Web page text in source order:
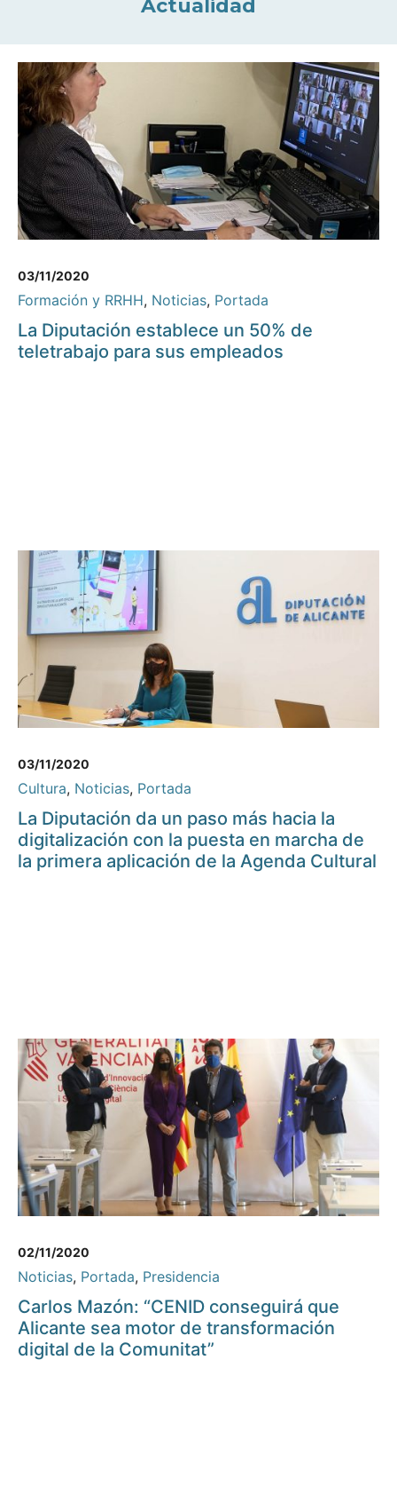
Actualidad
03/11/2020
Formación y RRHH, Noticias, Portada
La Diputación establece un 50% de
teletrabajo para sus empleados
03/11/2020
Cultura, Noticias, Portada
La Diputación da un paso más hacia la
digitalización con la puesta en marcha de
la primera aplicación de la Agenda Cultural
02/11/2020
Noticias, Portada, Presidencia
Carlos Mazón: “CENID conseguirá que
Alicante sea motor de transformación
digital de la Comunitat”